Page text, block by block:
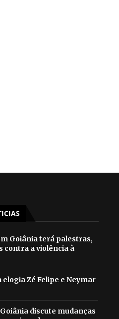
Goiânia terá palestras,
contra a violência à
elogia Zé Felipe e Neymar
discute mudanças